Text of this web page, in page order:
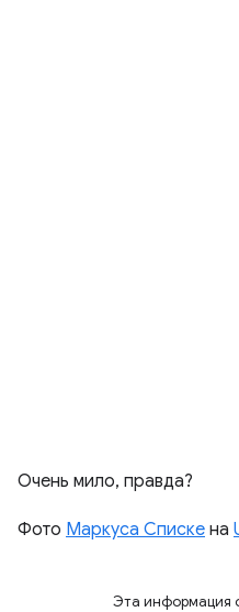
Очень мило, правда?
Фото Маркуса Списке на
Эта информация